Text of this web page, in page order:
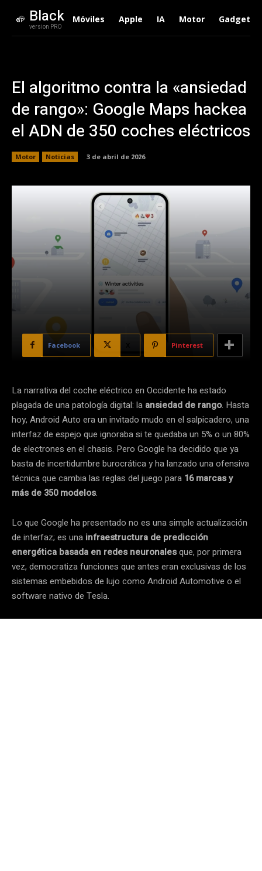
Black
version PRO
Móviles Apple IA Motor Gadgets
El algoritmo contra la «ansiedad
de rango»: Google Maps hackea
el ADN de 350 coches eléctricos
Motor Noticias 3 de abril de 2026
Facebook Pinterest
La narrativa del coche eléctrico en Occidente ha estado
plagada de una patología digital: la ansiedad de rango. Hasta
hoy, Android Auto era un invitado mudo en el salpicadero, una
interfaz de espejo que ignoraba si te quedaba un 5% o un 80%
de electrones en el chasis. Pero Google ha decidido que ya
basta de incertidumbre burocrática y ha lanzado una ofensiva
técnica que cambia las reglas del juego para 16 marcas y
más de 350 modelos.
Lo que Google ha presentado no es una simple actualización
de interfaz; es una infraestructura de predicción
energética basada en redes neuronalesque, por primera
vez, democratiza funciones que antes eran exclusivas de los
sistemas embebidos de lujo como Android Automotive o el
software nativo de Tesla.